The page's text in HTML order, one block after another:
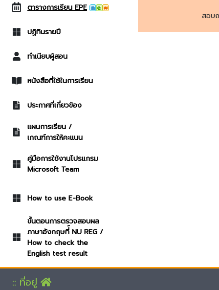
ตารางการเรียน EPE
ปฏิทินรายปี
ทำเนียบผู้สอน
หนังสือที่ใช้ในการเรียน
ประกาศที่เกี่ยวข้อง
แผนการเรียน /
เกณฑ์การให้คะแนน
คู่มือการใช้งานโปรแกรม
Microsoft Team
How to use E-Book
ขั้นตอนการตรวจสอบผล
ภาษาอังกฤษที่์ NU REG /
How to check the
English test result
สอบ
:: ที่อยู่